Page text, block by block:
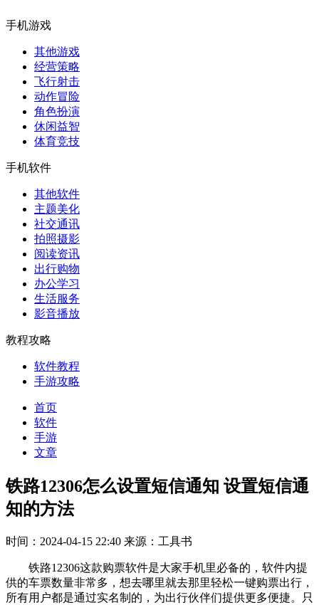
手机游戏
其他游戏
经营策略
飞行射击
动作冒险
角色扮演
休闲益智
体育竞技
手机软件
其他软件
主题美化
社交通讯
拍照摄影
阅读资讯
出行购物
办公学习
生活服务
影音播放
教程攻略
软件教程
手游攻略
首页
软件
手游
文章
铁路12306怎么设置短信通知 设置短信通
知的方法
时间：2024-04-15 22:40 来源：工具书
铁路12306这款购票软件是大家手机里必备的，软件内提
供的车票数量非常多，想去哪里就去那里轻松一键购票出行，
所有用户都是通过实名制的，为出行伙伴们提供更多便捷。只